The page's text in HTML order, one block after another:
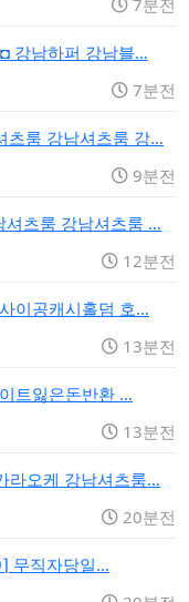
7분전
강남하퍼 강남블…
7분전
룸 강남셔츠룸 강…
9분전
츠룸 강남셔츠룸 …
12분전
이공캐시홀덤 호…
13분전
트잃은돈반환 …
13분전
라오케 강남셔츠룸…
20분전
무직자당일…